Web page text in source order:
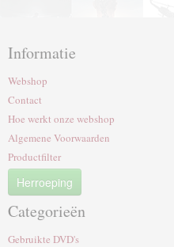
Informatie
Webshop
Contact
Hoe werkt onze webshop
Algemene Voorwaarden
Productfilter
Herroeping
Categorieën
Gebruikte DVD's